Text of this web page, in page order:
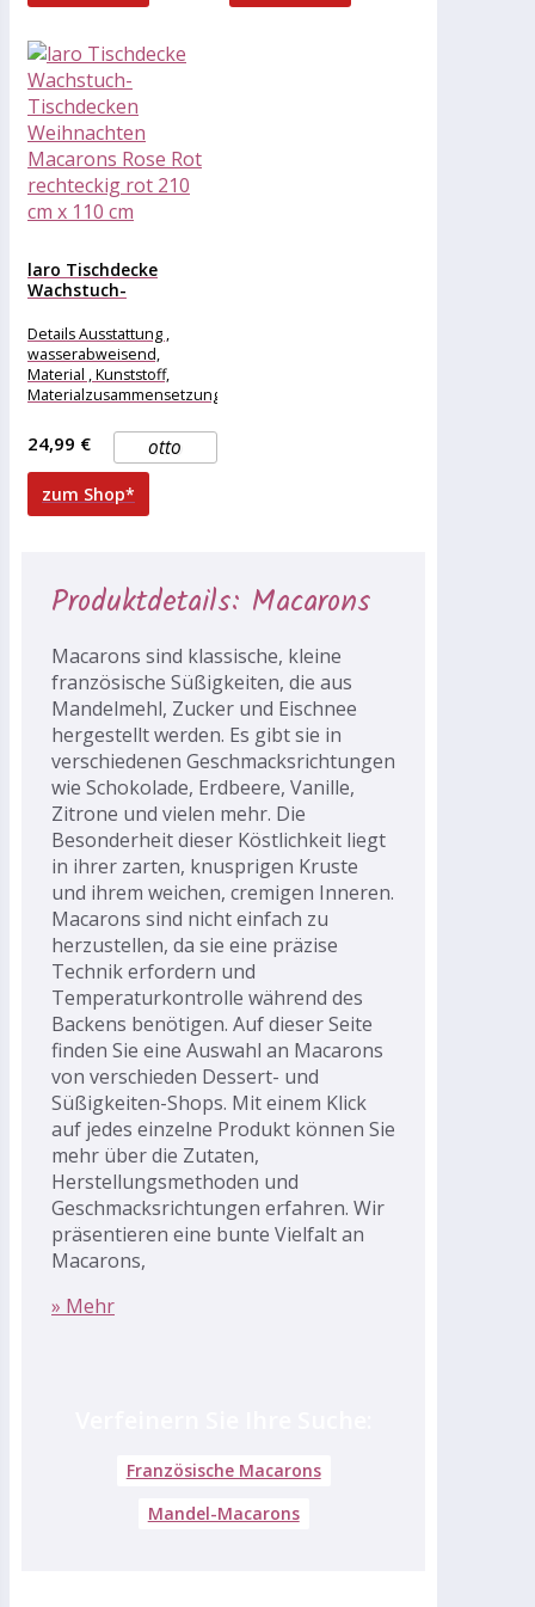
laro Tischdecke
Wachstuch-
Weihnachten
Macarons Rose Rot...
Details Ausstattung ,
wasserabweisend,
Material , Kunststoff,
Materialzusammensetzung
Gewicht Breite , 210 cm,
Länge , 110
otto
24,99 €
zum Shop*
Produktdetails: Macarons
Macarons sind klassische, kleine
französische Süßigkeiten, die aus
Mandelmehl, Zucker und Eischnee
hergestellt werden. Es gibt sie in
verschiedenen Geschmacksrichtungen
wie Schokolade, Erdbeere, Vanille,
Zitrone und vielen mehr. Die
Besonderheit dieser Köstlichkeit liegt
in ihrer zarten, knusprigen Kruste
und ihrem weichen, cremigen Inneren.
Macarons sind nicht einfach zu
herzustellen, da sie eine präzise
Technik erfordern und
Temperaturkontrolle während des
Backens benötigen. Auf dieser Seite
finden Sie eine Auswahl an Macarons
von verschieden Dessert- und
Süßigkeiten-Shops. Mit einem Klick
auf jedes einzelne Produkt können Sie
mehr über die Zutaten,
Herstellungsmethoden und
Geschmacksrichtungen erfahren. Wir
präsentieren eine bunte Vielfalt an
Macarons,
» Mehr
Französische Macarons
Mandel-Macarons